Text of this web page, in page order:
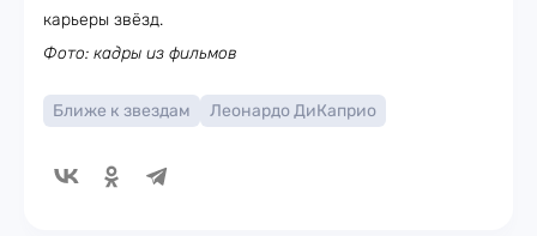
карьеры звёзд.
Фото: кадры из фильмов
Ближе к звездам Леонардо ДиКаприо